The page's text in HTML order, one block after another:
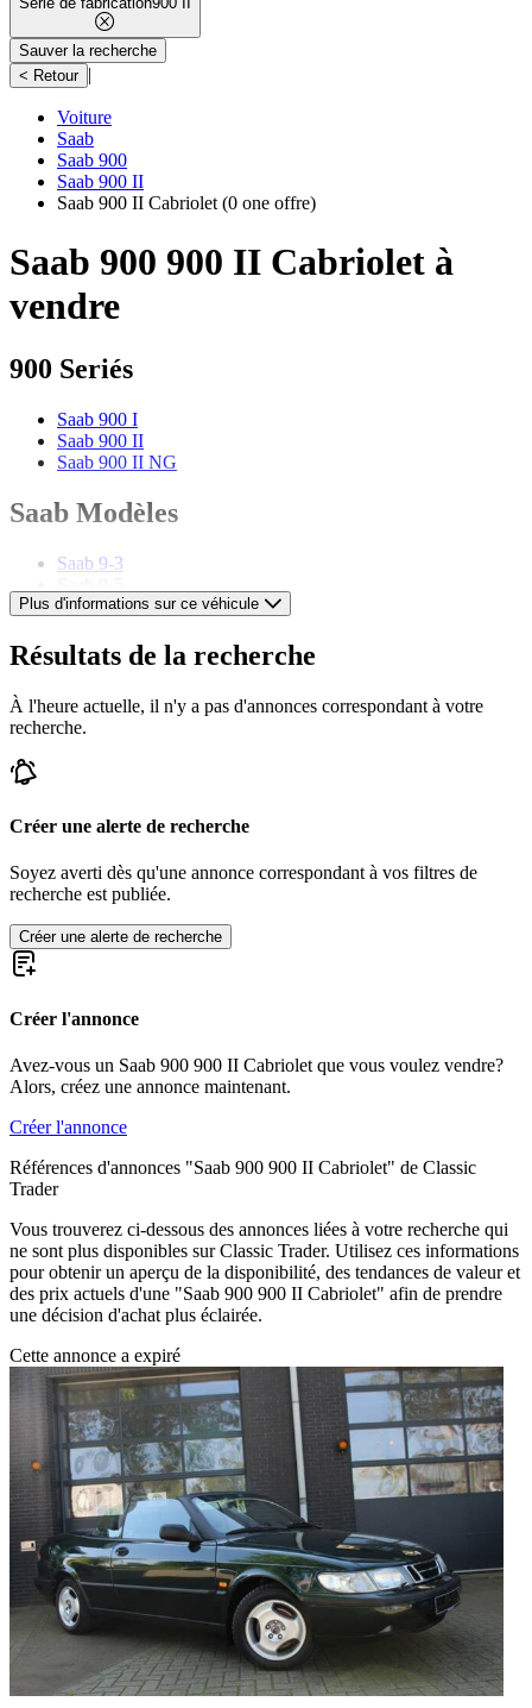
Sauver la recherche
< Retour |
Voiture
Saab
Saab 900
Saab 900 II
Saab 900 II Cabriolet (0 one offre)
Saab 900 900 II Cabriolet à
vendre
900 Seriés
Saab 900 I
Saab 900 II
Saab 900 II NG
Saab Modèles
Saab 9-3
Saab 9-7X
Saab 95
Saab 96
Saab GT 750
Saab Sonett
Plus d'informations sur ce véhicule
Résultats de la recherche
À l'heure actuelle, il n'y a pas d'annonces correspondant à votre
recherche.
Créer une alerte de recherche
Soyez averti dès qu'une annonce correspondant à vos filtres de
recherche est publiée.
Créer une alerte de recherche
Créer l'annonce
Avez-vous un Saab 900 900 II Cabriolet que vous voulez vendre?
Alors, créez une annonce maintenant.
Créer l'annonce
Références d'annonces "Saab 900 900 II Cabriolet" de Classic
Trader
Vous trouverez ci-dessous des annonces liées à votre recherche qui
ne sont plus disponibles sur Classic Trader. Utilisez ces informations
pour obtenir un aperçu de la disponibilité, des tendances de valeur et
des prix actuels d'une "Saab 900 900 II Cabriolet" afin de prendre
une décision d'achat plus éclairée.
Cette annonce a expiré